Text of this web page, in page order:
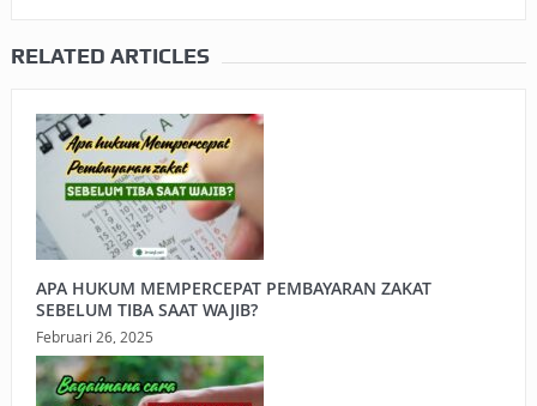
RELATED ARTICLES
APA HUKUM MEMPERCEPAT PEMBAYARAN ZAKAT
SEBELUM TIBA SAAT WAJIB?
Februari 26, 2025